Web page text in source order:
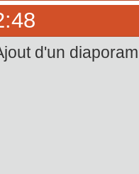
d'un